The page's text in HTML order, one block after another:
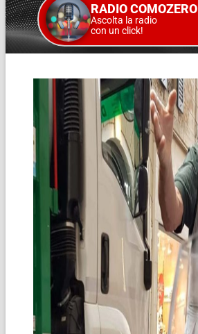
RADIO COMOZERO
Ascolta la radio
con un click!